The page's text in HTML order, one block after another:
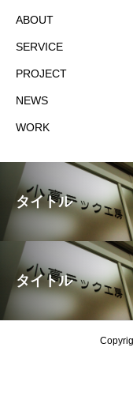
ABOUT
SERVICE
PROJECT
NEWS
WORK
タイトル
タイトル